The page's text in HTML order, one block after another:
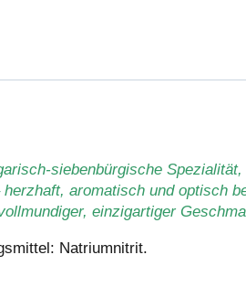
siebenbürgische
aromatisch und optisch
einzigartiger
Natriumnitrit.